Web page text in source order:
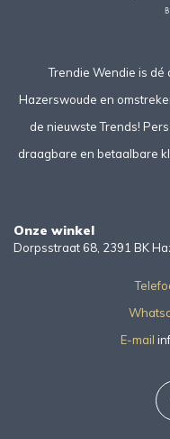
Trendie Wendie is
Hazerswoude en
de nieuwste Trends!
draagbare en betaalbare
Onze winkel
Dorpsstraat 68, 2391 BK
E-mail